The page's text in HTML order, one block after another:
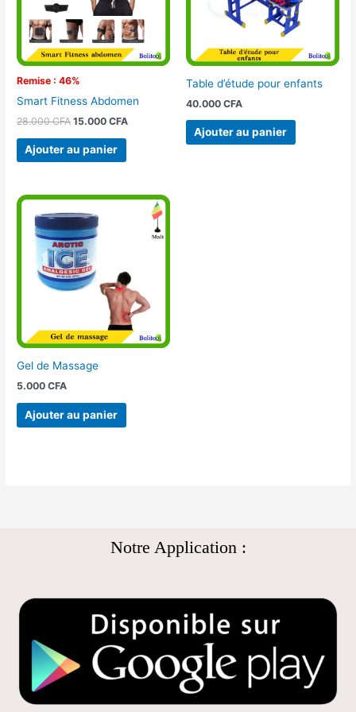
Remise : 46%
Smart Fitness Abdomen
28.000CFA 15.000CFA
Ajouter au panier
Table d’étude pour enfants
40.000 CFA
Ajouter au panier
Gel de Massage
5.000CFA
Ajouter au panier
Notre Application :